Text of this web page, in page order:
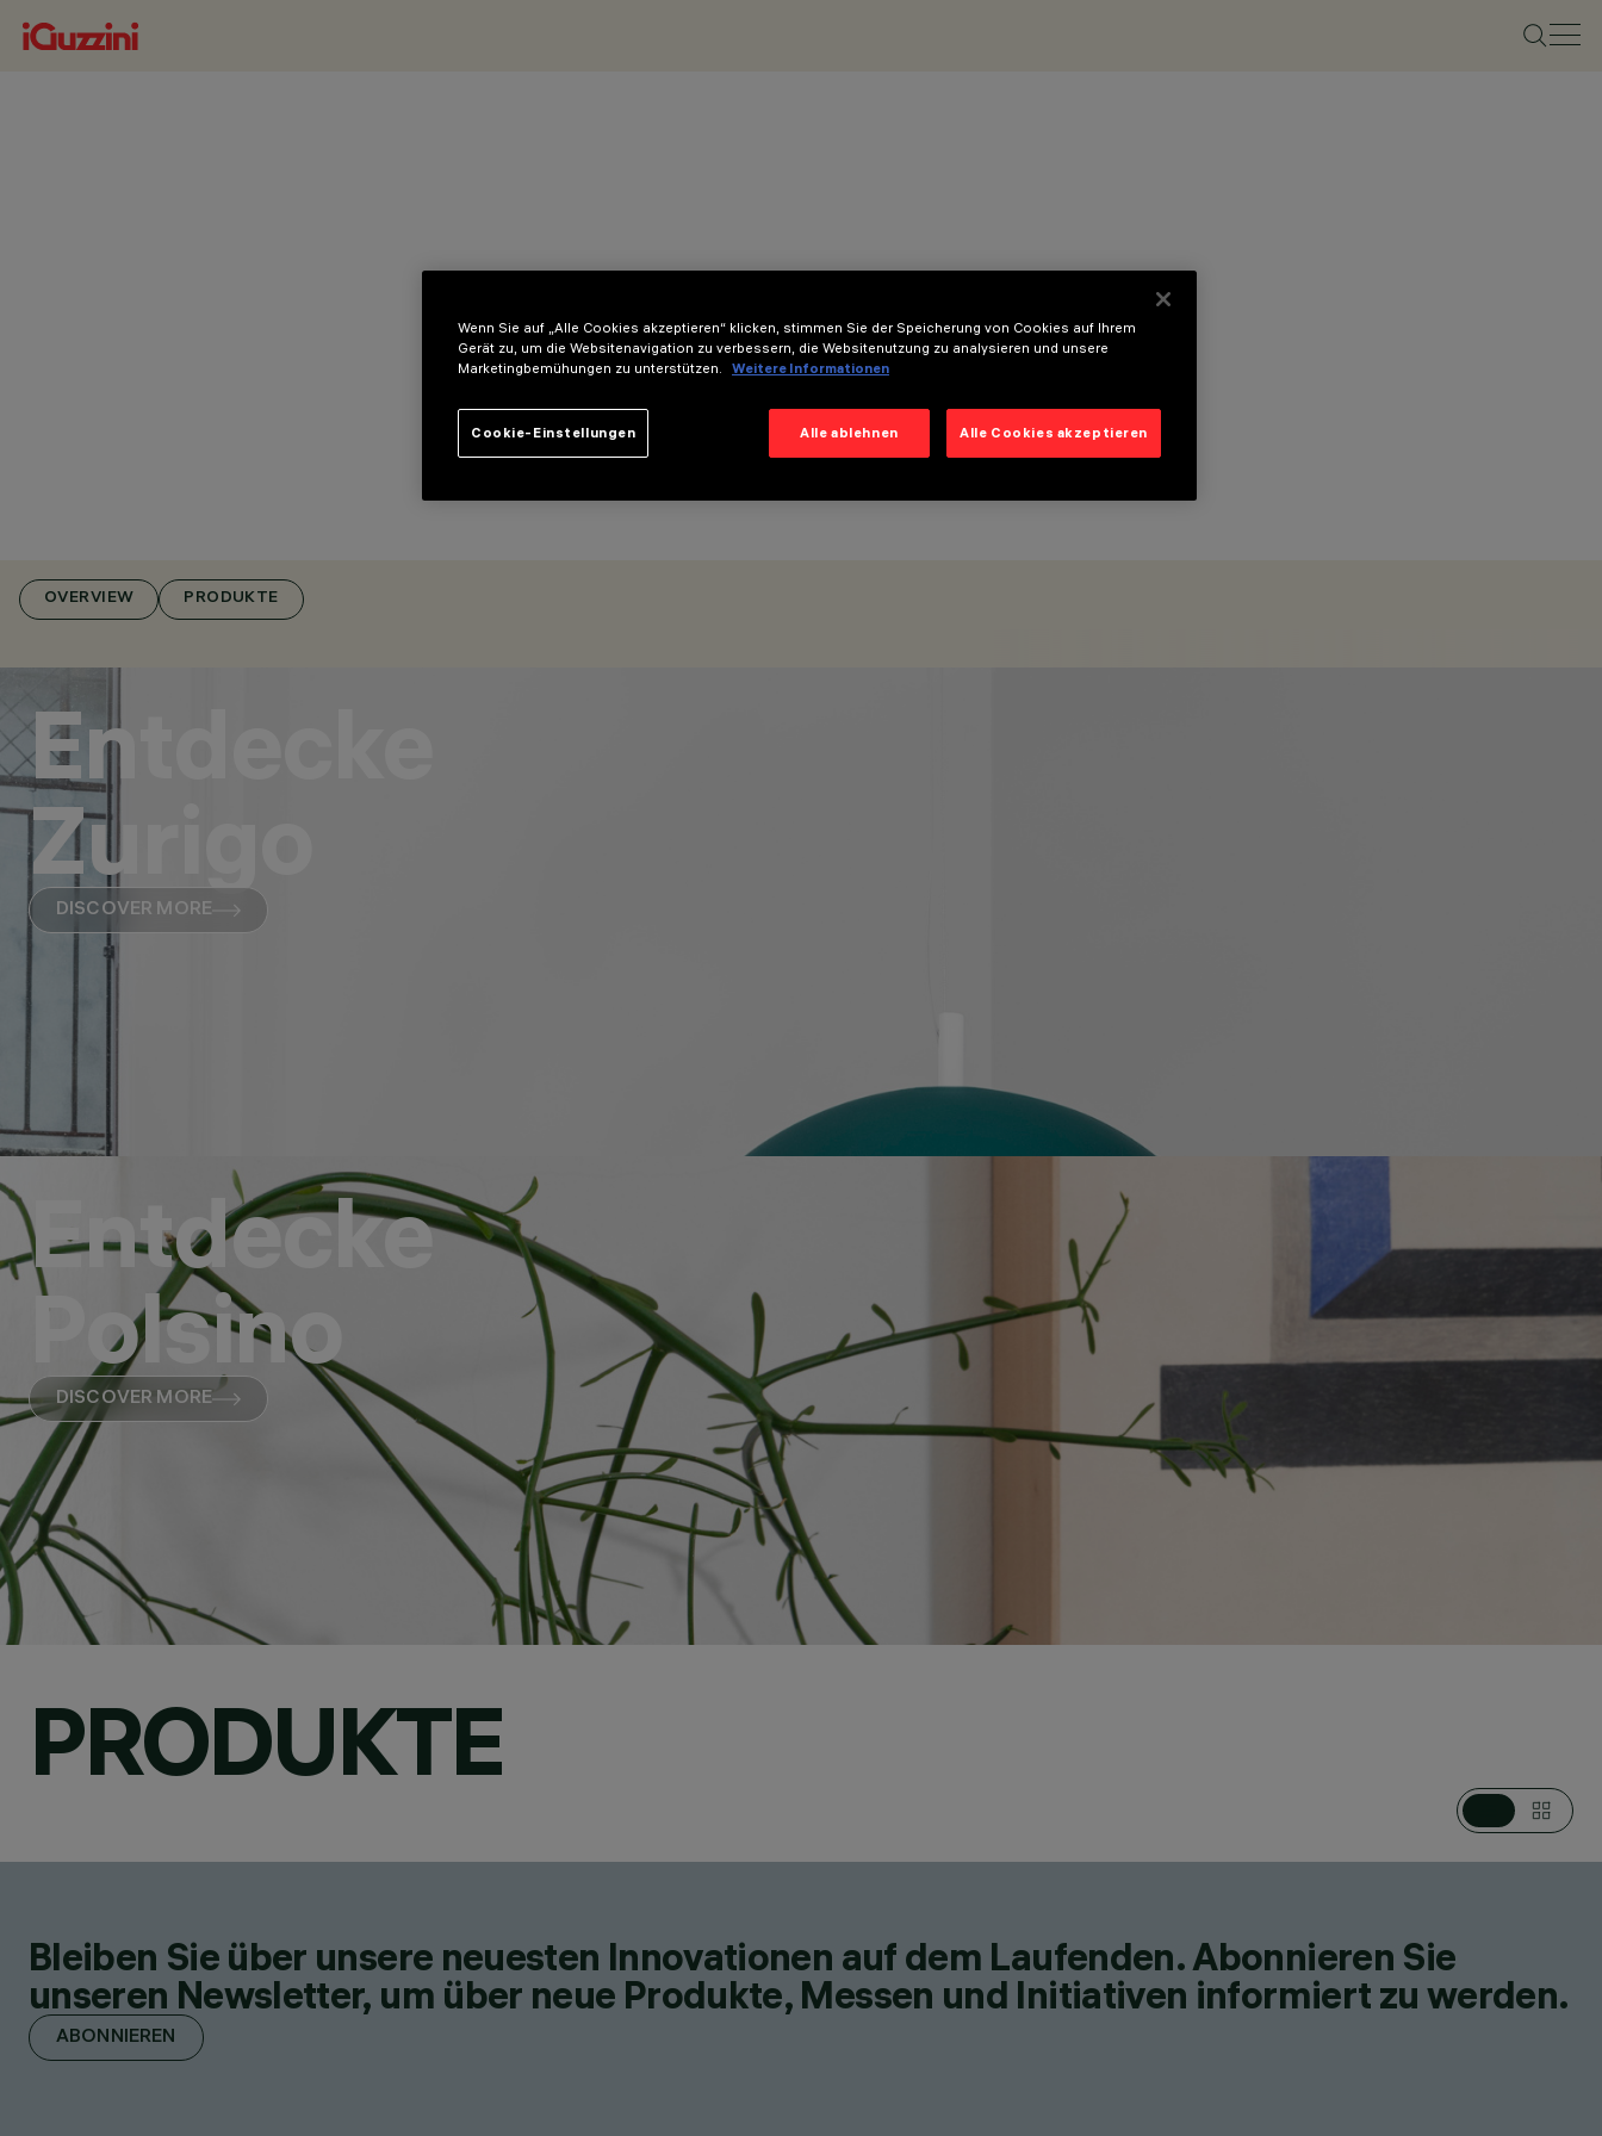
OVERVIEW PRODUKTE
Entdecke
Zurigo
DISCOVER MORE
Entdecke
Polsino
DISCOVER MORE
PRODUKTE
Bleiben Sie über unsere neuesten Innovationen auf dem Laufenden. Abonnieren Sie
unseren Newsletter, um über neue Produkte, Messen und Initiativen informiert zu werden.
ABONNIEREN
Wenn Sie auf „Alle Cookies akzeptieren“ klicken, stimmen Sie der Speicherung von Cookies auf Ihrem
Gerät zu, um die Websitenavigation zu verbessern, die Websitenutzung zu analysieren und unsere
Marketingbemühungen zu unterstützen.
Weitere Informationen
Alle ablehnen Alle Cookies akzeptieren
Cookie-Einstellungen